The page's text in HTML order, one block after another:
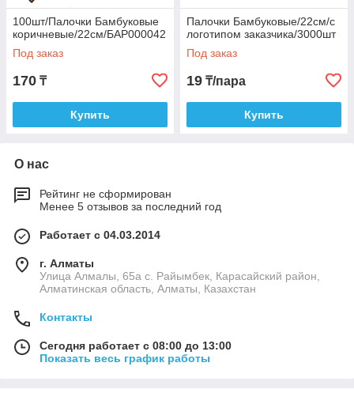
100шт/Палочки Бамбуковые
коричневые/22см/БАР000042
Под заказ
170 ₸
Купить
Палочки Бамбуковые/22см/с
логотипом заказчика/3000шт
Под заказ
19 ₸/пара
Купить
О нас
Рейтинг не сформирован
Менее 5 отзывов за последний год
Работает с 04.03.2014
г. Алматы
Улица Алмалы, 65а ​с. Райымбек, Карасайский район,
Алматинская область, Алматы, Казахстан
Контакты
Сегодня работает с 08:00 до 13:00
Показать весь график работы